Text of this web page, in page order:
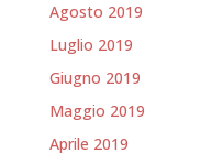
Agosto 2019
Luglio 2019
Giugno 2019
Maggio 2019
Aprile 2019